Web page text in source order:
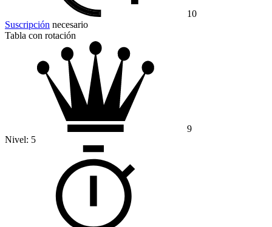
10
Suscripción necesario
Tabla con rotación
9
Nivel: 5